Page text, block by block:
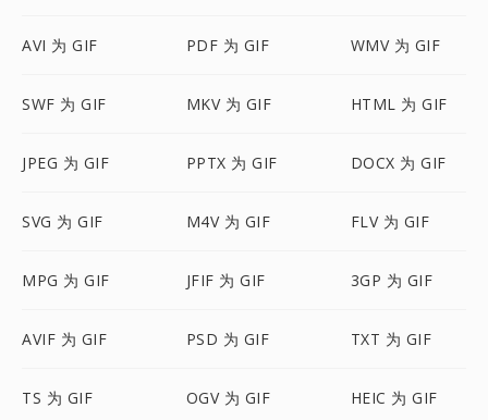
AVI 为 GIF PDF 为 GIF WMV 为 GIF
SWF 为 GIF MKV 为 GIF HTML 为 GIF
JPEG 为 GIF PPTX 为 GIF DOCX 为 GIF
SVG 为 GIF M4V 为 GIF FLV 为 GIF
MPG 为 GIF JFIF 为 GIF 3GP 为 GIF
AVIF 为 GIF PSD 为 GIF TXT 为 GIF
TS 为 GIF OGV 为 GIF HEIC 为 GIF